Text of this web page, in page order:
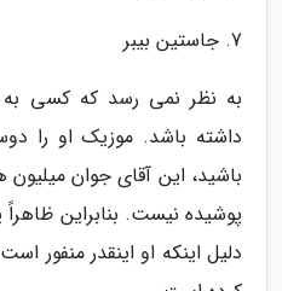
7. جاستین بیبر
به نظر نمی رسد که کسی
داشته باشد. موزیک او را
باشید، این آقای جوان
پوشیده نیست. بنابراین
دلیل اینکه او اینقدر منفور